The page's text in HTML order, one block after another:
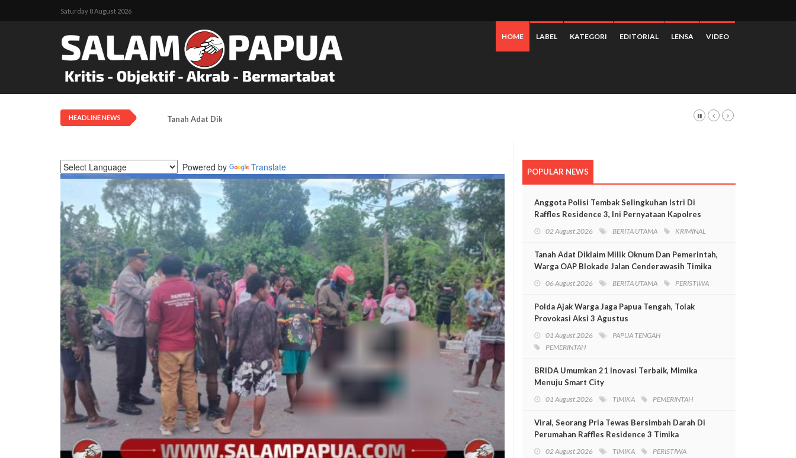
Saturday 8 August 2026
HOME LABEL KATEGORI EDITORIAL LENSA VIDEO
HEADLINE NEWS Tanah Adat Diklaim Milik Oknum Dan Pemerintah, Warga OAP Blokade Jalan Cenderawasih Timika
Powered by Translate POPULAR NEWS
Anggota Polisi Tembak Selingkuhan Istri Di
Raffles Residence 3, Ini Pernyataan Kapolres
02 August 2026 BERITA UTAMA KRIMINAL
Tanah Adat Diklaim Milik Oknum Dan Pemerintah,
Warga OAP Blokade Jalan Cenderawasih Timika
06 August 2026 BERITA UTAMA PERISTIWA
Polda Ajak Warga Jaga Papua Tengah, Tolak
Provokasi Aksi 3 Agustus
01 August 2026
PAPUA TENGAH
PEMERINTAH
BRIDA Umumkan 21 Inovasi Terbaik, Mimika
Menuju Smart City
01 August 2026 TIMIKA PEMERINTAH
Viral, Seorang Pria Tewas Bersimbah Darah Di
Perumahan Raffles Residence 3 Timika
02 August 2026 TIMIKA PERISTIWA